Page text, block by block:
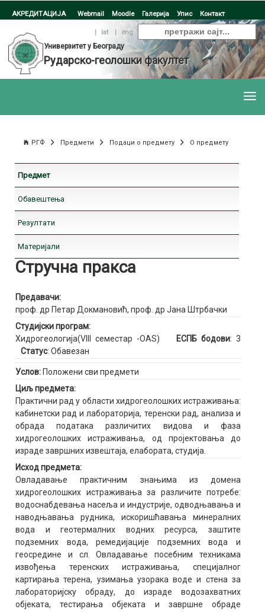
АКРЕДИТАЦИЈА Webmail Moodle Галерија Упис Контакт
| lat |
eng
Универзитет у Београду
Рударско-геолошки факултет
РГФ Предмети Подаци о предмету О предмету
Предмет
Обавештења
Резултати
Материјали
Стручна пракса
Предавачи:
проф. др Петар Докмановић, проф. др Јана Штрбачки
Студијски програм:
Хидрогеологија(VIII семестар -OAS)
ЕСПБ бодови: 3
Статус: Обавезан
Услов: Положени сви предмети
Циљ предмета:
Практични рад у области хидрогеолошких истраживања:
кабинетски рад и лабораторија, теренски рад, анализа и
обрада података различитих видова и фаза
хидрогеолошких истраживања, од пројектовања до
израде завршних извештаја, елабората, студија.
Исход предмета:
Овладавање практичним знањима из домена
хидрогеолошких истраживања за различите потребе:
водоснабдевања насеља и индустрије, одводњавања и
наводњавања рудника, искоришћавања минералних
вода и геотермалних водних ресурса, заштите
подземних вода, ремедијације подземних вода и
геосредине и сл. Овладавање посебним техникама
извођења теренских истраживања, специјалног
картирања терена, узимања узорака воде и стена за
лабораторијску обраду, до израде водозахватних
објеката, тестирања објеката и завршне обраде